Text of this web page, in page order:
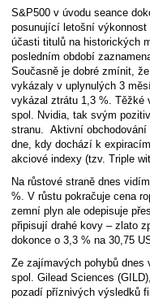
S&P500 v úvodu seance
posunující letošní výkonnost
účasti titulů na historických
posledním období
Současně je dobré zmínit,
vykázaly v uplynulých 3
vykázal ztrátu 1,3 %. Těžké
spol. Nvidia, tak svým
stranu. Aktivní
dne, kdy dochází k
akciové indexy (tzv. Triple
Na růstové straně dnes
%. V růstu pokračuje cena
zemní plyn ale odepisuje
připisují drahé kovy – zlato
dokonce o 3,3 % na 30,75
Ze zajímavých pohybů dnes
spol. Gilead Sciences
pozadí příznivých výsledků